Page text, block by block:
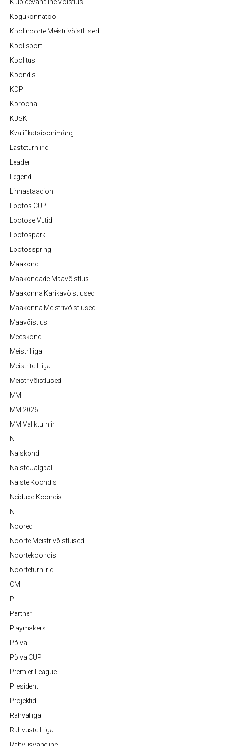
Klubidevaheline Võistlus
Kogukonnatöö
Koolinoorte Meistrivõistlused
Koolisport
Koolitus
Koondis
KOP
Koroona
KÜSK
Kvalifikatsioonimäng
Lasteturniirid
Leader
Legend
Linnastaadion
Lootos CUP
Lootose Vutid
Lootospark
Lootosspring
Maakond
Maakondade Maavõistlus
Maakonna Karikavõistlused
Maakonna Meistrivõistlused
Maavõistlus
Meeskond
Meistriliiga
Meistrite Liiga
Meistrivõistlused
MM
MM 2026
MM Valikturniir
N
Naiskond
Naiste Jalgpall
Naiste Koondis
Neidude Koondis
NLT
Noored
Noorte Meistrivõistlused
Noortekoondis
Noorteturniirid
OM
P
Partner
Playmakers
Põlva
Põlva CUP
Premier League
President
Projektid
Rahvaliiga
Rahvuste Liiga